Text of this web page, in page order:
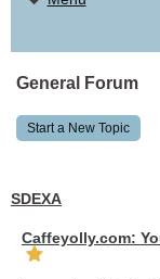
General Forum
Start a New Topic
SDEXA
Caffeyolly.com: